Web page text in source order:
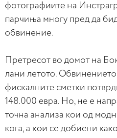
фотографиите на
парчиња многу пред да
обвинение.
Претресот во домот на
лани летото.
фискалните сметки
148.000 евра. Но, не е
точна анализа кои од
кога, а кои се добиени